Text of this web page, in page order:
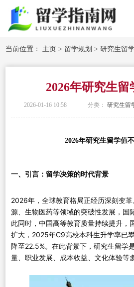
当前位置： 主页 > 留学规划 >研究生留
2026年研究生留
2026-01-16 10:58 分类：研究生留
2026年研究生留学值
一、引言：留学决策的时代背景
2026年，全球教育格局正经历深刻变
源、生物医药等领域的突破性发展，国
此同时，中国高等教育质量持续提升，
扩大，2025年C9高校本科生升学率已
降至22.5%。在此背景下，研究生留学
量、职业发展、成本收益、文化体验等